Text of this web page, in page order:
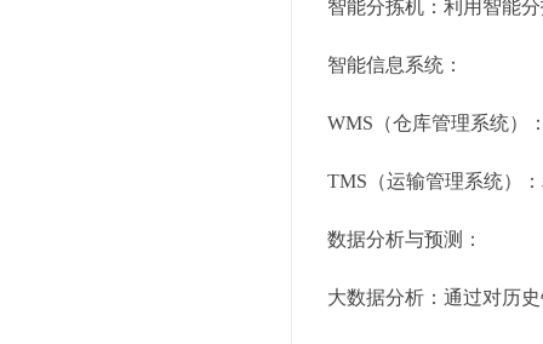
智能分拣机：利用智能
智能信息系统：
WMS（仓库管理系统）
TMS（运输管理系统）
数据分析与预测：
大数据分析：通过对历